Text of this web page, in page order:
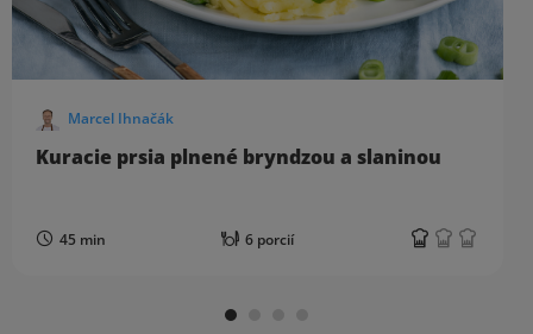
Marcel Ihnačák
Kuracie prsia plnené bryndzou a slaninou
45 min 6 porcií